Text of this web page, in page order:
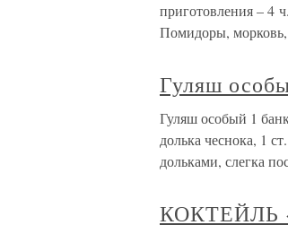
приготовления – 4
Помидоры,
Гуляш
Гуляш особый 1
долька чеснока, 1
дольками, слегка
КОКТЕЙЛЬ